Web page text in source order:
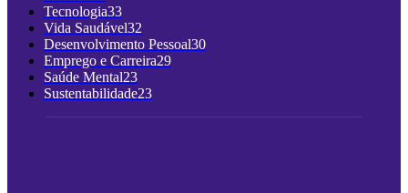
Tecnologia33
Vida Saudável32
Desenvolvimento Pessoal30
Emprego e Carreira29
Saúde Mental23
Sustentabilidade23